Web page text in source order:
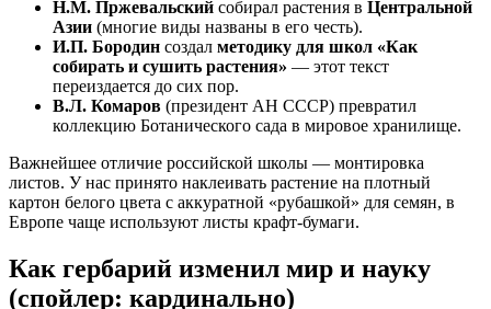
Н.М. Пржевальский собирал растения в Центральной
Азии (многие виды названы в его честь).
И.П. Бородин создал методику для школ «Как
собирать и сушить растения» — этот текст
переиздается до сих пор.
В.Л. Комаров (президент АН СССР) превратил
коллекцию Ботанического сада в мировое хранилище.
Важнейшее отличие российской школы — монтировка
листов. У нас принято наклеивать растение на плотный
картон белого цвета с аккуратной «рубашкой» для семян, в
Европе чаще используют листы крафт-бумаги.
Как гербарий изменил мир и науку
(спойлер: кардинально)